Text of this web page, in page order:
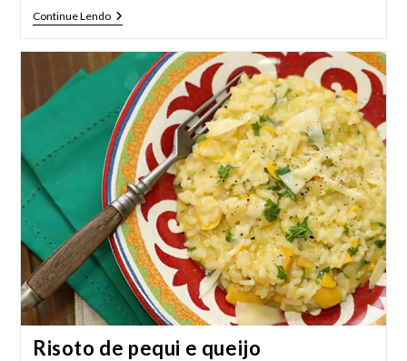
Continue LendoPalito
De
Assado
Risoto de pequi e queijo